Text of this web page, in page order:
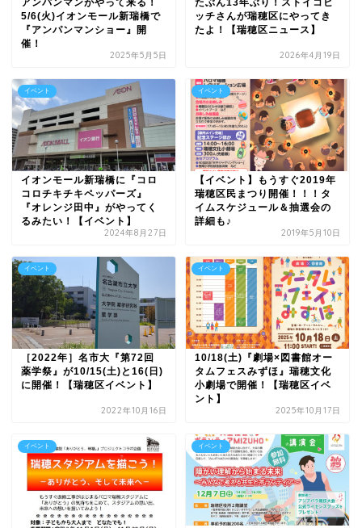
アンパンマンがやって来る！
5/6(火)イオンモール新瑞橋で
『アンパンマンショー』開
催！
2025年5月5日
たぶん13年ぶり！ストイコビ
ッチさんが瑞穂区にやってき
たよ！【瑞穂区ニュース】
2026年4月19日
イベント
イオンモール新瑞橋に『コロ
コロチキチキペッパーズ』
『オレンジ田中』がやってく
るみたい！【イベント】
2024年8月27日
イベント
【イベント】もうすぐ2019年
瑞穂区民まつり開催！！！タ
イムスケジュール＆抽選会の
詳細も♪
2019年5月10日
イベント
［2022年］名市大『第72回
薬学祭』が10/15(土)と16(日)
に開催！【瑞穂区イベント】
2022年10月16日
イベント
10/18(土)『劇場×図書館オー
タムフェスみずほ』瑞穂文化
小劇場で開催！【瑞穂区イベ
ント】
2025年10月17日
イベント イベント